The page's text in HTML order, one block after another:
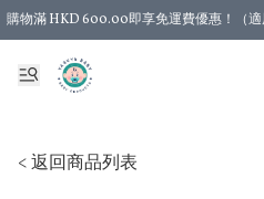
購物滿 HKD 600.00即享免運費優惠！（適
< 返回商品列表